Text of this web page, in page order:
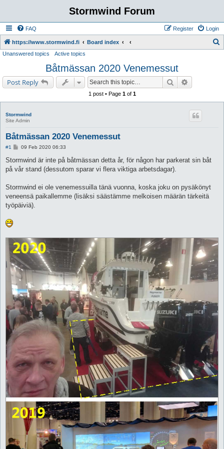
Stormwind Forum
FAQ Login
Register
https://www.stormwind.fi Board index
h
Unanswered topics Active topics
Båtmässan 2020 Venemessut
Post Reply Search
1 post • Page 1of 1
Stormwind
Site Admin
Båtmässan 2020 Venemessut
#1
P
s
09 Feb 2020 06:33
Stormwind är inte på båtmässan detta år, för någon har parkerat sin båt
på vår stand (dessutom sparar vi flera viktiga arbetsdagar).
Stormwind ei ole venemessuilla tänä vuonna, koska joku on pysäkönyt
veneensä paikallemme (lisäksi säästämme melkoisen määrän tärkeitä
työpäiviä).